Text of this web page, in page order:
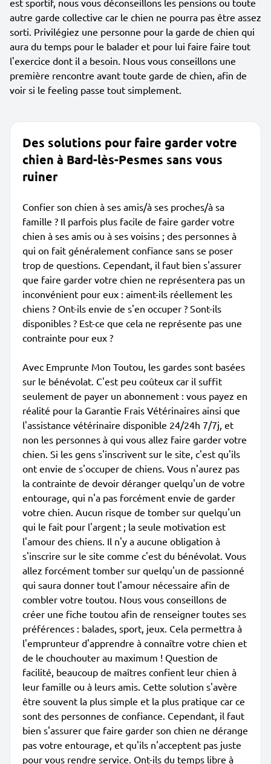
est sportif, nous vous déconseillons les pensions ou toute
autre garde collective car le chien ne pourra pas être assez
sorti. Privilégiez une personne pour la garde de chien qui
aura du temps pour le balader et pour lui faire faire tout
l'exercice dont il a besoin. Nous vous conseillons une
première rencontre avant toute garde de chien, afin de
voir si le feeling passe tout simplement.
Des solutions pour faire garder votre
chien à Bard-lès-Pesmes sans vous
ruiner
Confier son chien à ses amis/à ses proches/à sa
famille ? Il parfois plus facile de faire garder votre
chien à ses amis ou à ses voisins ; des personnes à
qui on fait généralement confiance sans se poser
trop de questions. Cependant, il faut bien s'assurer
que faire garder votre chien ne représentera pas un
inconvénient pour eux : aiment-ils réellement les
chiens ? Ont-ils envie de s'en occuper ? Sont-ils
disponibles ? Est-ce que cela ne représente pas une
contrainte pour eux ?
Avec Emprunte Mon Toutou, les gardes sont basées
sur le bénévolat. C'est peu coûteux car il suffit
seulement de payer un abonnement : vous payez en
réalité pour la Garantie Frais Vétérinaires ainsi que
l'assistance vétérinaire disponible 24/24h 7/7j, et
non les personnes à qui vous allez faire garder votre
chien. Si les gens s'inscrivent sur le site, c'est qu'ils
ont envie de s'occuper de chiens. Vous n'aurez pas
la contrainte de devoir déranger quelqu'un de votre
entourage, qui n'a pas forcément envie de garder
votre chien. Aucun risque de tomber sur quelqu'un
qui le fait pour l'argent ; la seule motivation est
l'amour des chiens. Il n'y a aucune obligation à
s'inscrire sur le site comme c'est du bénévolat. Vous
allez forcément tomber sur quelqu'un de passionné
qui saura donner tout l'amour nécessaire afin de
combler votre toutou. Nous vous conseillons de
créer une fiche toutou afin de renseigner toutes ses
préférences : balades, sport, jeux. Cela permettra à
l'emprunteur d'apprendre à connaître votre chien et
de le chouchouter au maximum ! Question de
facilité, beaucoup de maîtres confient leur chien à
leur famille ou à leurs amis. Cette solution s'avère
être souvent la plus simple et la plus pratique car ce
sont des personnes de confiance. Cependant, il faut
bien s'assurer que faire garder son chien ne dérange
pas votre entourage, et qu'ils n'acceptent pas juste
pour vous rendre service. Ont-ils du temps libre à